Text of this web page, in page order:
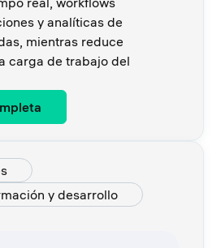
y analíticas de
mientras reduce
carga de trabajo del
y desarrollo